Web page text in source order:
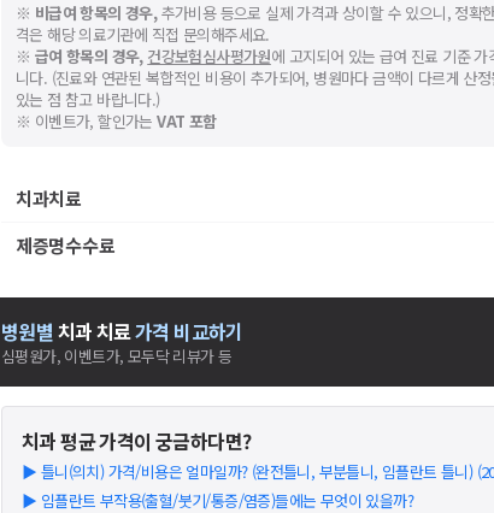
※ 비급여 항목의 경우,추가비용 등으로 실제 가격과 상이할 수 있으니, 정확
격은 해당 의료기관에 직접 문의해주세요.
※ 급여 항목의 경우, 건강보험심사평가원에 고지되어 있는 급여 진료 기준 가
니다. (진료와 연관된 복합적인 비용이 추가되어, 병원마다 금액이 다르게 산
있는 점 참고 바랍니다.)
※ 이벤트가, 할인가는VAT 포함
치과치료
제증명수수료
병원별 치과치료가격 비교하기
심평원가, 이벤트가, 모두닥 리뷰가 등
치과평균 가격이 궁금하다면?
▶ 틀니(의치) 가격/비용은 얼마일까? (완전틀니, 부분틀니, 임플란트 틀니)
▶ 임플란트 부작용(출혈/붓기/통증/염증)들에는 무엇이 있을까?